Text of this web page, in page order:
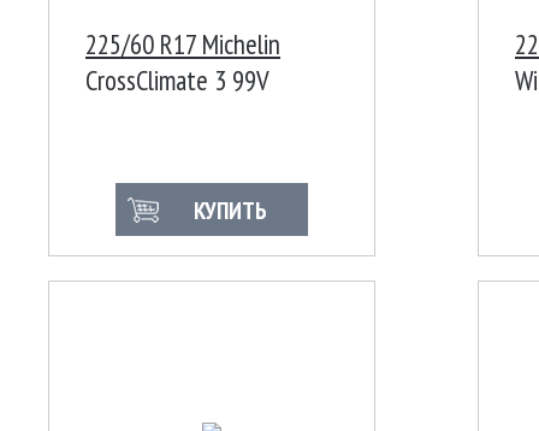
225/60 R17 Michelin
CrossClimate 3 99V
КУПИТЬ